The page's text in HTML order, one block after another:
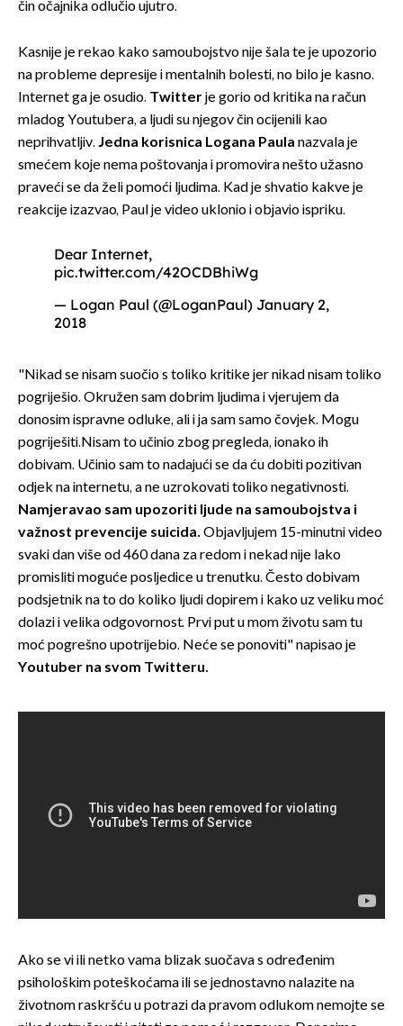
čin očajnika odlučio ujutro.
Kasnije je rekao kako samoubojstvo nije šala te je upozorio
na probleme depresije i mentalnih bolesti, no bilo je kasno.
Internet ga je osudio. Twitterje gorio od kritika na račun
mladog Youtubera, a ljudi su njegov čin ocijenili kao
neprihvatljiv. Jedna korisnica Logana Paula nazvala je
smećem koje nema poštovanja i promovira nešto užasno
praveći se da želi pomoći ljudima. Kad je shvatio kakve je
reakcije izazvao, Paul je video uklonio i objavio ispriku.
Dear Internet,
pic.twitter.com/42OCDBhiWg
— Logan Paul (@LoganPaul) January 2,
2018
"Nikad se nisam suočio s toliko kritike jer nikad nisam toliko
pogriješio. Okružen sam dobrim ljudima i vjerujem da
donosim ispravne odluke, ali i ja sam samo čovjek. Mogu
pogriješiti.Nisam to učinio zbog pregleda, ionako ih
dobivam. Učinio sam to nadajući se da ću dobiti pozitivan
odjek na internetu, a ne uzrokovati toliko negativnosti.
Namjeravao sam upozoriti ljude na samoubojstva i
važnost prevencije suicida. Objavljujem 15-minutni video
svaki dan više od 460 dana za redom i nekad nije lako
promisliti moguće posljedice u trenutku. Često dobivam
podsjetnik na to do koliko ljudi dopirem i kako uz veliku moć
dolazi i velika odgovornost. Prvi put u mom životu sam tu
moć pogrešno upotrijebio. Neće se ponoviti" napisao je
Youtuber na svom Twitteru.
Ako se vi ili netko vama blizak suočava s određenim
psihološkim poteškoćama ili se jednostavno nalazite na
životnom raskršću u potrazi da pravom odlukom nemojte se